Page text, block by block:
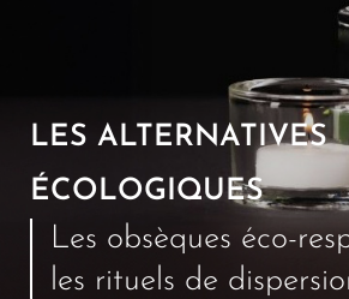
LES ALTERNATIVES
ÉCOLOGIQUES
Les obsèques éco-
les rituels de